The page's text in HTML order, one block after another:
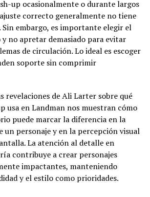
up ocasionalmente o durante largos
correcto generalmente no tiene
Sin embargo, es importante elegir el
no apretar demasiado para evitar
de circulación. Lo ideal es escoger
soporte sin comprimir
revelaciones de Ali Larter sobre qué
usa en Landman nos muestran cómo
puede marcar la diferencia en la
personaje y en la percepción visual
La atención al detalle en
contribuye a crear personajes
impactantes, manteniendo
y el estilo como prioridades.